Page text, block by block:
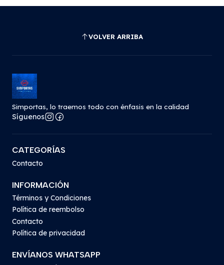
VOLVER ARRIBA
Simportas, lo traemos todo con énfasis en la calidad
Síguenos
CATEGORÍAS
Contacto
INFORMACIÓN
Términos y Condiciones
Política de reembolso
Contacto
Política de privacidad
ENVÍANOS WHATSAPP